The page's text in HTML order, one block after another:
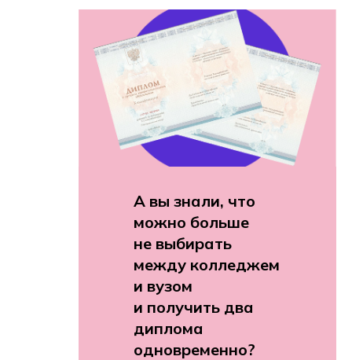
А вы знали, что
можно больше
не выбирать
между колледжем
и вузом
и получить два
диплома
одновременно?